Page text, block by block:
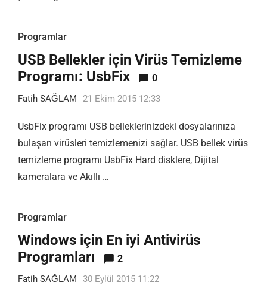
Programlar
USB Bellekler için Virüs Temizleme
Programı: UsbFix
0
Fatih SAĞLAM 21 Ekim 2015 12:33
UsbFix programı USB belleklerinizdeki dosyalarınıza
bulaşan virüsleri temizlemenizi sağlar. USB bellek virüs
temizleme programı UsbFix Hard disklere, Dijital
kameralara ve Akıllı …
Programlar
Windows için En iyi Antivirüs
Programları
2
Fatih SAĞLAM 30 Eylül 2015 11:22